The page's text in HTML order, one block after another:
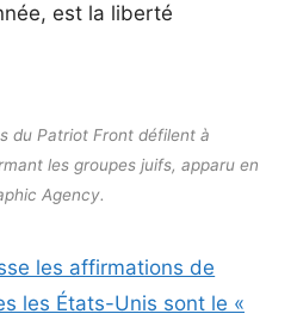
est la liberté
du Patriot Front défilent à
les groupes juifs, apparu en
Agency.
les affirmations de
les États-Unis sont le «